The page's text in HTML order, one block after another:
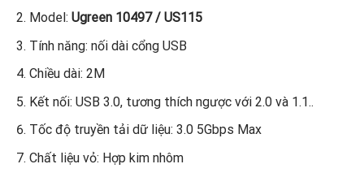
Model: Ugreen 10497 / US115
Tính năng: nối dài cổng USB
Chiều dài: 2M
Kết nối: USB 3.0, tương thích ngược với 2.0 và 1.1..
Tốc độ truyền tải dữ liệu: 3.0 5Gbps Max
Chất liệu vỏ: Hợp kim nhôm